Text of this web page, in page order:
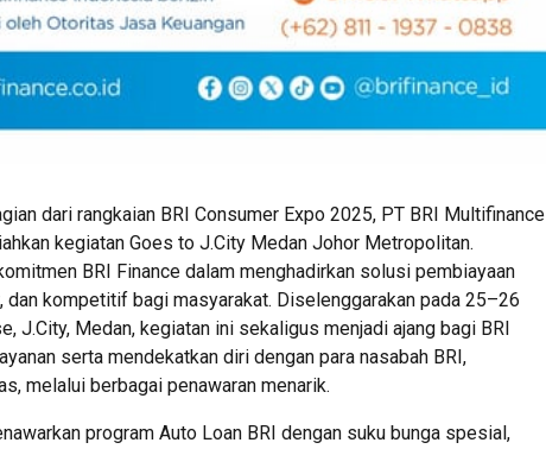
dari rangkaian BRI Consumer Expo 2025, PT BRI Multifinance
kegiatan Goes to J.City Medan Johor Metropolitan.
BRI Finance dalam menghadirkan solusi pembiayaan
dan kompetitif bagi masyarakat. Diselenggarakan pada 25–26
J.City, Medan, kegiatan ini sekaligus menjadi ajang bagi BRI
serta mendekatkan diri dengan para nasabah BRI,
melalui berbagai penawaran menarik.
program Auto Loan BRI dengan suku bunga spesial,